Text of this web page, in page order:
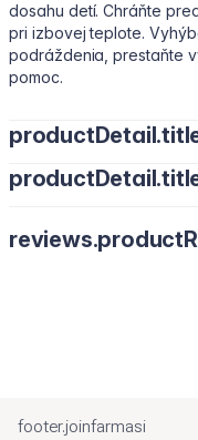
dosahu detí. Chráňte
pri izbovej teplote.
podráždenia, prestaňte
pomoc.
footer.joinfarmasi